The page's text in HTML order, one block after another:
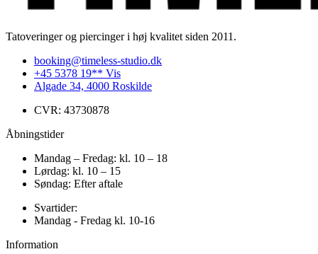
Tatoveringer og piercinger i høj kvalitet siden 2011.
booking@timeless-studio.dk
+45 5378 19** Vis
Algade 34, 4000 Roskilde
CVR: 43730878
Åbningstider
Mandag – Fredag: kl. 10 – 18
Lørdag: kl. 10 – 15
Søndag: Efter aftale
Svartider:
Mandag - Fredag kl. 10-16
Information